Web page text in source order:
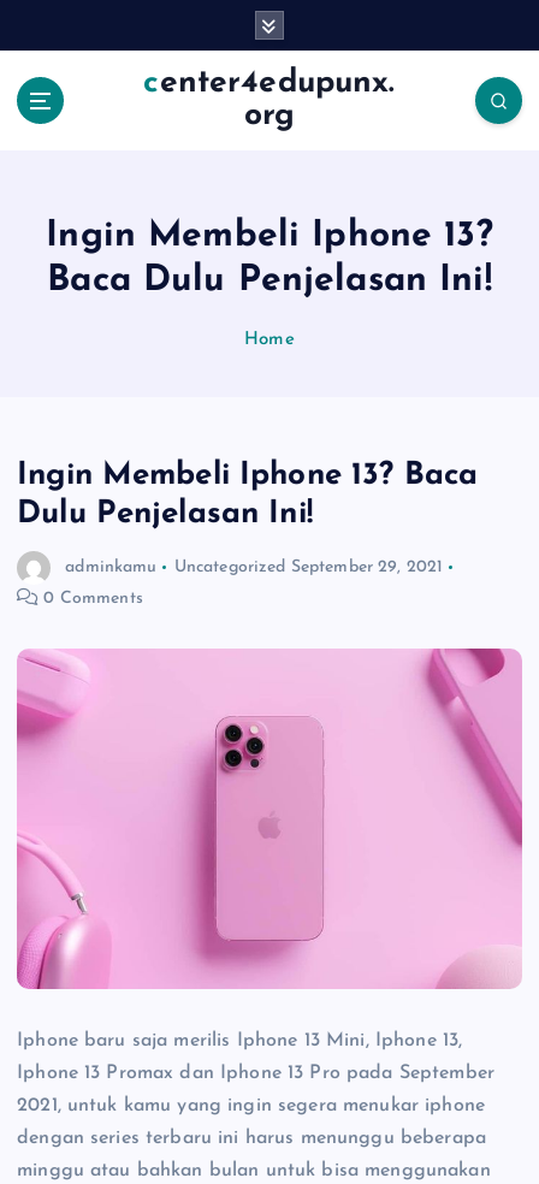
center4edupunx.
org
Ingin Membeli Iphone 13?
Baca Dulu Penjelasan Ini!
Home
Ingin Membeli Iphone 13? Baca
Dulu Penjelasan Ini!
adminkamu Uncategorized September 29, 2021
0 Comments
Iphone baru saja merilis Iphone 13 Mini, Iphone 13,
Iphone 13 Promax dan Iphone 13 Pro pada September
2021, untuk kamu yang ingin segera menukar iphone
dengan series terbaru ini harus menunggu beberapa
minggu atau bahkan bulan untuk bisa menggunakan